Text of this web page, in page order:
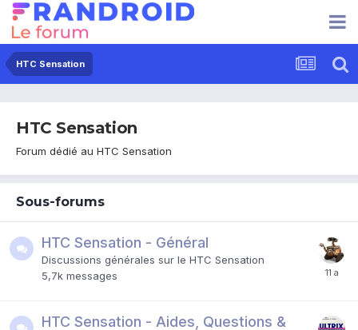
HTC Sensation
HTC Sensation
Forum dédié au HTC Sensation
Sous-forums
HTC Sensation - Général
Discussions générales sur le HTC Sensation
5,7k messages
HTC Sensation - Aides, Questions &